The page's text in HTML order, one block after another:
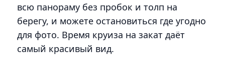
всю панораму без пробок и толп на
берегу, и можете остановиться где угодно
для фото. Время круиза на закат даёт
самый красивый вид.